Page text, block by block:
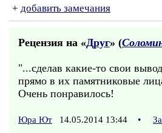
+ добавить замечания
Рецензия на «Друг» (
"...сделав какие-то свои
прямо в их памятниковые
Очень понравилось!
Юра Ют 14.05.2014 13:44 •